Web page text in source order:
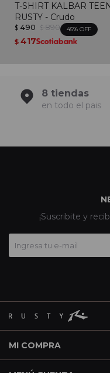
T-SHIRT KALBAR TEEN
RUSTY - Crudo
$ 490 $ 890 45
$ 417
8 tiendas
en todo el pais
MI COMPRA
¡Suscribite y